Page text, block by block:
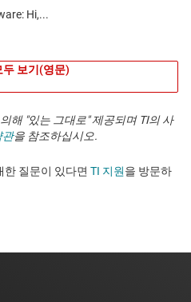
두 보기(영문)
해 "있는 그대로" 제공되며 TI의 사
관을 참조하십시오.
한 질문이 있다면 TI 지원을 방문하